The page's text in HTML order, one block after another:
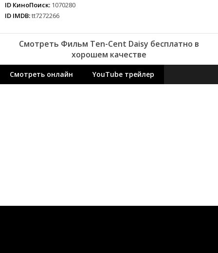
ID КиноПоиск: 1070280
ID IMDB:tt7272266
Смотреть Фильм Ten-Cent Daisy бесплатно в
хорошем качестве
Смотреть онлайн YouTube трейлер